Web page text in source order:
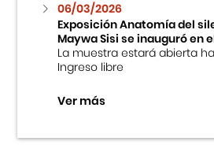
06/03/2026
Exposición Anatomía del
Maywa Sisi se inauguró en
La muestra estará abierta
Ingreso libre
Ver más